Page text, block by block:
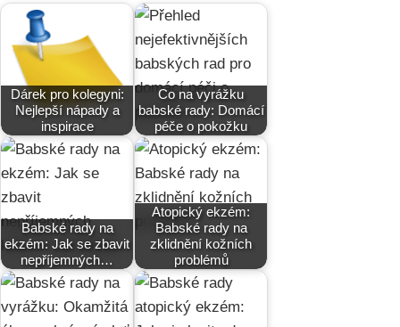
Dárek pro kolegyni:
Nejlepší nápady a
inspirace
Co na vyrážku
babské rady: Domácí
péče o pokožku
Babské rady na
ekzém: Jak se zbavit
nepříjemných…
Atopický ekzém:
Babské rady na
zklidnění kožních
problémů